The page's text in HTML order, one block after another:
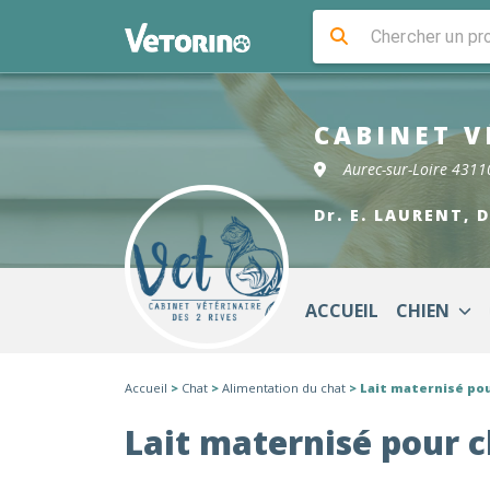
CABINET
Aurec-sur-Loire
Dr. E. LAURENT,
ACCUEIL CHIEN
Accueil > Chat > Alimentation du chat > Lait maternisé
Lait maternisé pour